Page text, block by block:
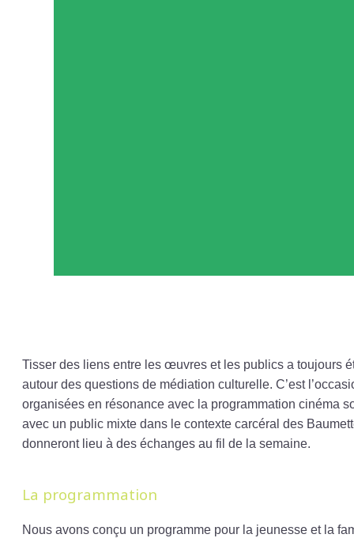
Tisser des liens entre les œuvres et les publics a toujours
autour des questions de médiation culturelle. C’est
organisées en résonance avec la programmation cinéma
avec un public mixte dans le contexte carcéral des
donneront lieu à des échanges au fil de la semaine.
La programmation
Nous avons conçu un programme pour la jeunesse et la